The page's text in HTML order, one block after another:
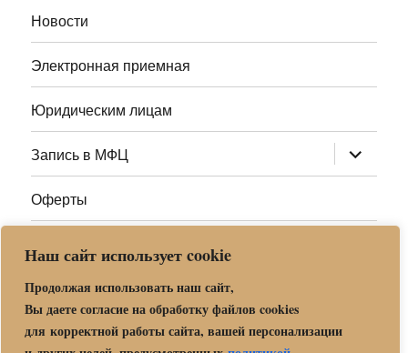
Наш сайт использует cookie
Продолжая использовать наш сайт,
Вы даете согласие на обработку файлов cookies
для корректной работы сайта, вашей персонализации
Новости
Электронная приемная
Юридическим лицам
Запись в МФЦ раскрыть
дочернее
меню
Оферты
Адреса МФЦ МО
Центр государственных и муниципальных услуг «Мои